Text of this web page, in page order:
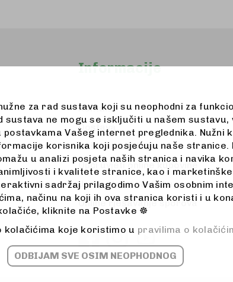
Informacije
Kontakt
Dostava
Zaštita podataka
Opći uvjeti online kupovine
Jednostrani raskid ugovora
Online rješavanje sporova
za rad sustava koji su neophodni za
sustava ne mogu se isključiti u našem
postavkama Vašeg internet preglednika. Nužni
korisnika koji posjećuju naše
u analizi posjeta naših stranica i navika
i kvalitete stranice, kao i
sadržaj prilagodimo Vašim osobnim
načinu na koji ih ova stranica koristi i u
kliknite na Postavke ☸
kolačićima koje koristimo u pravilima o
ODBIJAM SVE OSIM NEOPHODNOG